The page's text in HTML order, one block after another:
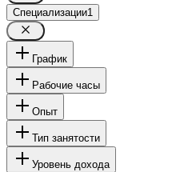
Специализации1
График
Рабочие часы
Опыт
Тип занятости
Уровень дохода